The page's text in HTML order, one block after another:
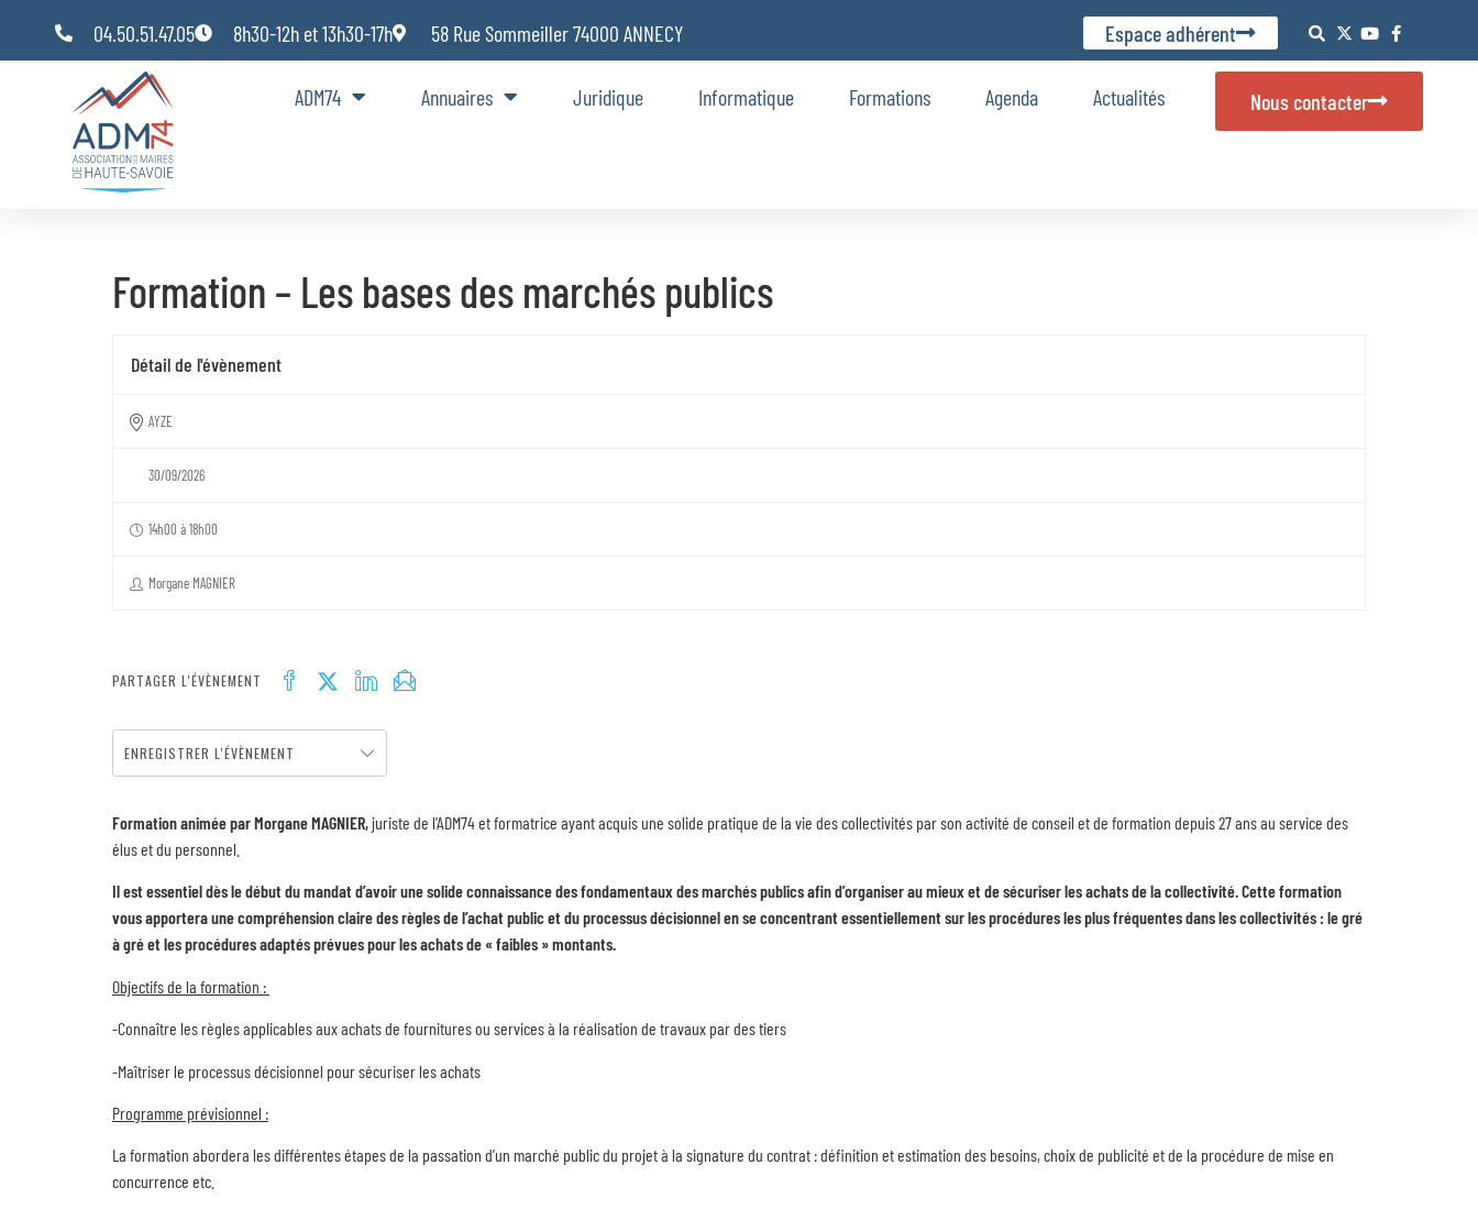
04.50.51.47.05 8h30-12h et 13h30-17h 58 Rue Sommeiller 74000 ANNECY Espace adhérent
Nous contacter
ADM74 Annuaires Juridique Informatique Formations Agenda Actualités
Formation – Les bases des marchés publics
Détail de l'évènement
AYZE
30/09/2026
14h00 à 18h00
Morgane MAGNIER
PARTAGER L'ÉVÈNEMENT
ENREGISTRER L'ÉVÈNEMENT
Formation animée par Morgane MAGNIER,juriste de l’ADM74 et formatrice ayant acquis une solide pratique de la vie des collectivités par son activité de conseil et de formation depuis 27 ans au service des
élus et du personnel.
Il est essentiel dès le début du mandat d’avoir une solide connaissance des fondamentaux des marchés publics afin d’organiser au mieux et de sécuriser les achats de la collectivité. Cette formation
vous apportera une compréhension claire des règles de l’achat public et du processus décisionnel en se concentrant essentiellement sur les procédures les plus fréquentes dans les collectivités : le gré
à gré et les procédures adaptés prévues pour les achats de « faibles » montants.
Objectifs de la formation :
-Connaître les règles applicables aux achats de fournitures ou services à la réalisation de travaux par des tiers
-Maîtriser le processus décisionnel pour sécuriser les achats
Programme prévisionnel :
La formation abordera les différentes étapes de la passation d’un marché public du projet à la signature du contrat : définition et estimation des besoins, choix de publicité et de la procédure de mise en
concurrence etc.